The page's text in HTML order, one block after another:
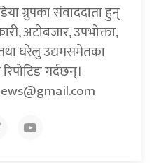
ग्रुपका संवाददाता हुन्
अटोबजार, उपभोक्ता,
घरेलु उद्यमसमेतका
गर्दछन्।